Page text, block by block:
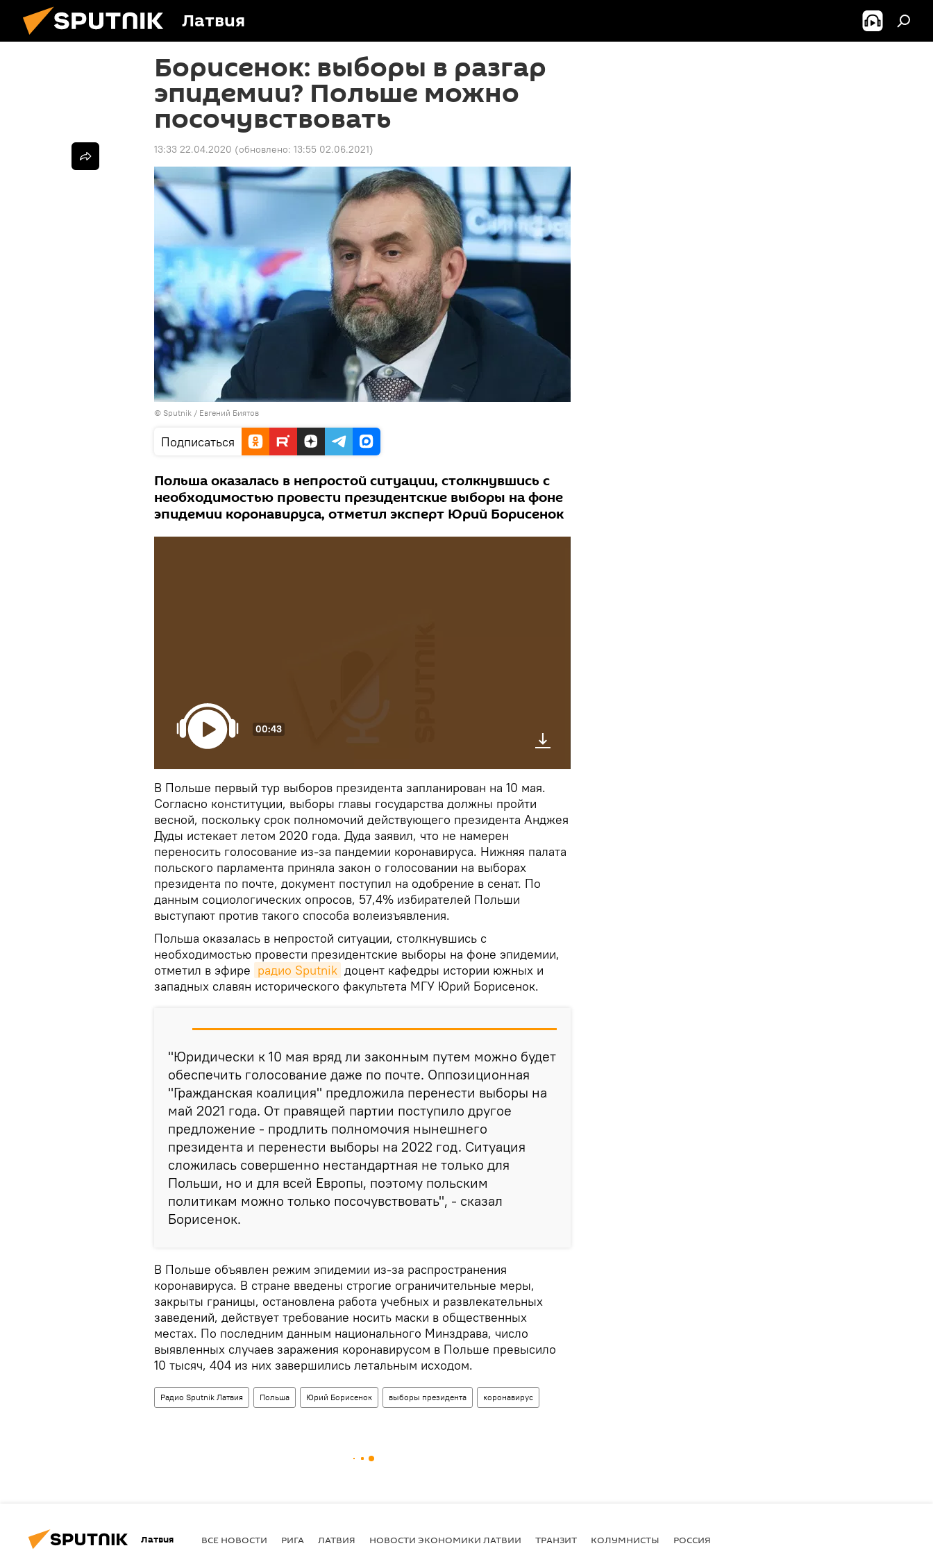
Латвия
Борисенок: выборы в разгар
эпидемии? Польше можно
посочувствовать
13:33 22.04.2020 (обновлено: 13:55 02.06.2021)
© Sputnik / Евгений Биятов
Подписаться
Польша оказалась в непростой ситуации, столкнувшись с
необходимостью провести президентские выборы на фоне
эпидемии коронавируса, отметил эксперт Юрий Борисенок
00:43
В Польше первый тур выборов президента запланирован на 10 мая.
Согласно конституции, выборы главы государства должны пройти
весной, поскольку срок полномочий действующего президента Анджея
Дуды истекает летом 2020 года. Дуда заявил, что не намерен
переносить голосование из-за пандемии коронавируса. Нижняя палата
польского парламента приняла закон о голосовании на выборах
президента по почте, документ поступил на одобрение в сенат. По
данным социологических опросов, 57,4% избирателей Польши
выступают против такого способа волеизъявления.
Польша оказалась в непростой ситуации, столкнувшись с
необходимостью провести президентские выборы на фоне эпидемии,
отметил в эфире радио Sputnik доцент кафедры истории южных и
западных славян исторического факультета МГУ Юрий Борисенок.
"Юридически к 10 мая вряд ли законным путем можно будет
обеспечить голосование даже по почте. Оппозиционная
"Гражданская коалиция" предложила перенести выборы на
май 2021 года. От правящей партии поступило другое
предложение - продлить полномочия нынешнего
президента и перенести выборы на 2022 год. Ситуация
сложилась совершенно нестандартная не только для
Польши, но и для всей Европы, поэтому польским
политикам можно только посочувствовать", - сказал
Борисенок.
В Польше объявлен режим эпидемии из-за распространения
коронавируса. В стране введены строгие ограничительные меры,
закрыты границы, остановлена работа учебных и развлекательных
заведений, действует требование носить маски в общественных
местах. По последним данным национального Минздрава, число
выявленных случаев заражения коронавирусом в Польше превысило
10 тысяч, 404 из них завершились летальным исходом.
Радио Sputnik Латвия Польша Юрий Борисенок выборы президента коронавирус
Латвия ВСЕ НОВОСТИ РИГА ЛАТВИЯ НОВОСТИ ЭКОНОМИКИ ЛАТВИИ ТРАНЗИТ КОЛУМНИСТЫ РОССИЯ